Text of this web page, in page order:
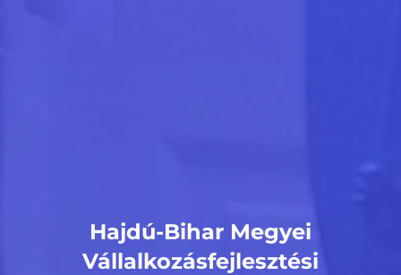
Hajdú-Bihar Megyei
Vállalkozásfejlesztési